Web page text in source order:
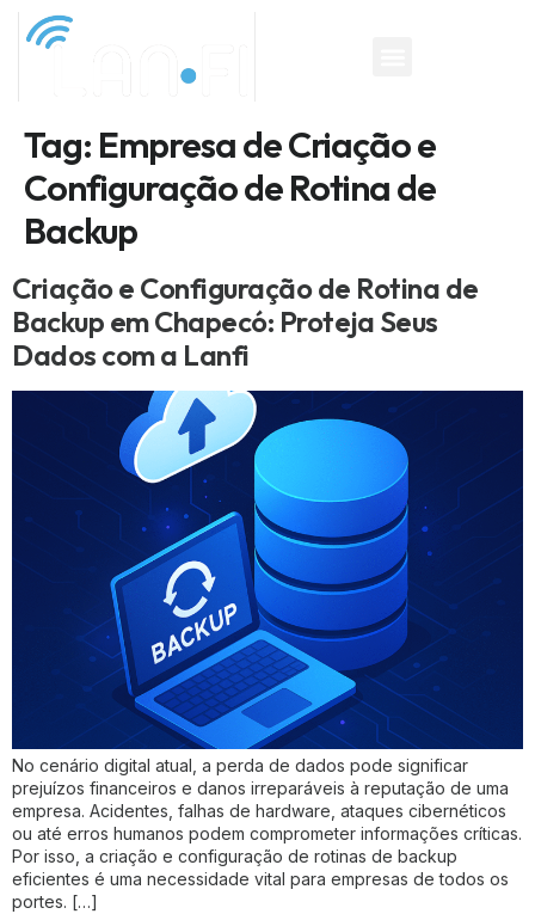
Tag: Empresa de Criação e
Configuração de Rotina de
Backup
Criação e Configuração de Rotina de
Backup em Chapecó: Proteja Seus
Dados com a Lanfi
No cenário digital atual, a perda de dados pode significar
prejuízos financeiros e danos irreparáveis à reputação de uma
empresa. Acidentes, falhas de hardware, ataques cibernéticos
ou até erros humanos podem comprometer informações críticas.
Por isso, a criação e configuração de rotinas de backup
eficientes é uma necessidade vital para empresas de todos os
portes. […]